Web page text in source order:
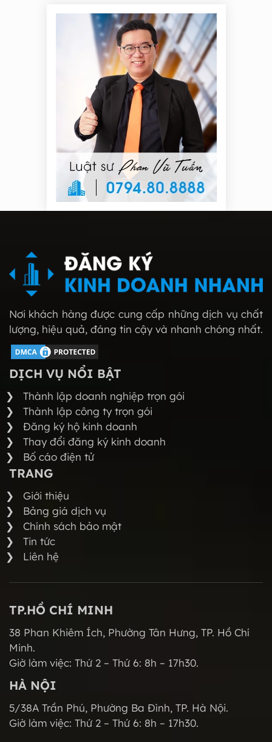
Nơi khách hàng được cung cấp những dịch vụ chất
lượng, hiệu quả, đáng tin cậy và nhanh chóng nhất.
DỊCH VỤ NỔI BẬT
Thành lập doanh nghiệp trọn gói
Thành lập công ty trọn gói
Đăng ký hộ kinh doanh
Thay đổi đăng ký kinh doanh
Bố cáo điện tử
TRANG
Giới thiệu
Bảng giá dịch vụ
Chính sách bảo mật
Tin tức
Liên hệ
TP.HỒ CHÍ MINH
38 Phan Khiêm Ích, Phường Tân Hưng, TP. Hồ Chí
Minh.
Giờ làm việc: Thứ 2 – Thứ 6: 8h – 17h30.
HÀ NỘI
5/38A Trần Phú, Phường Ba Đình, TP. Hà Nội.
Giờ làm việc: Thứ 2 – Thứ 6: 8h – 17h30.